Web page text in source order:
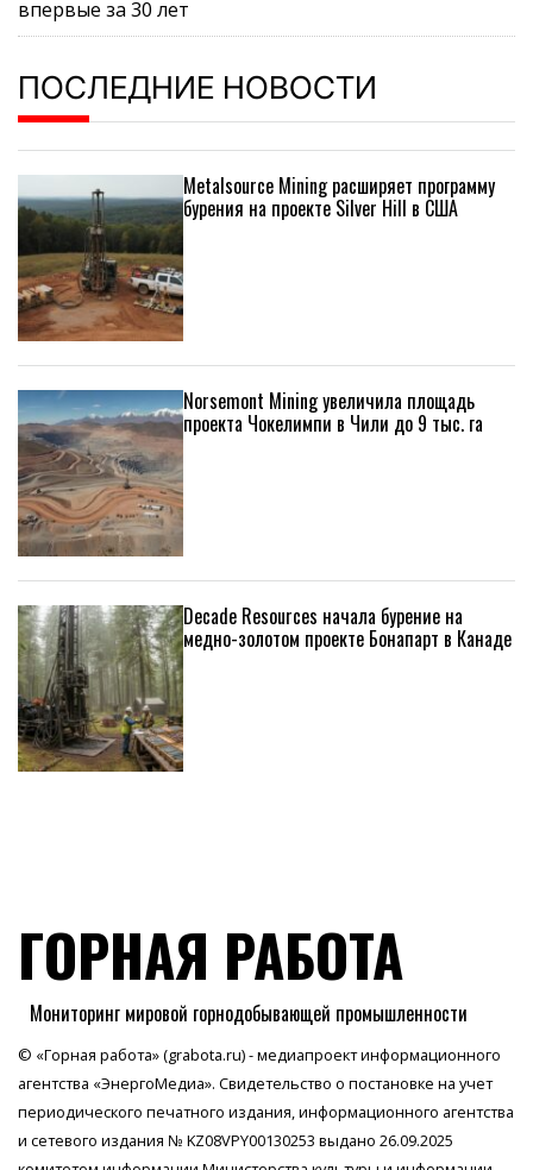
впервые за 30 лет
ПОСЛЕДНИЕ НОВОСТИ
Metalsource Mining расширяет программу
бурения на проекте Silver Hill в США
Norsemont Mining увеличила площадь
проекта Чокелимпи в Чили до 9 тыс. га
Decade Resources начала бурение на
медно-золотом проекте Бонапарт в Канаде
ГОРНАЯ РАБОТА
Мониторинг мировой горнодобывающей промышленности
© «Горная работа» (grabota.ru) - медиапроект информационного
агентства «ЭнергоМедиа». Свидетельство о постановке на учет
периодического печатного издания, информационного агентства
и сетевого издания № KZ08VPY00130253 выдано 26.09.2025